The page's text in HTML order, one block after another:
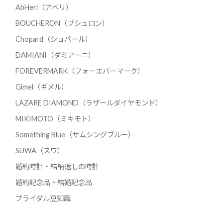
AbHeri（アベリ）
BOUCHERON（ブシュロン）
Chopard（ショパール）
DAMIANI（ダミアーニ）
FOREVERMARK（フォーエバーマーク）
Gimel（ギメル）
LAZARE DIAMOND（ラザールダイヤモンド）
MIKIMOTO（ミキモト）
Something Blue（サムシングブルー）
SUWA（スワ）
婚約時計・結納返しの時計
婚約記念品・結婚記念品
ブライダル豆知識